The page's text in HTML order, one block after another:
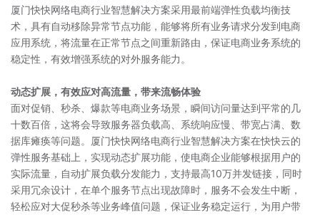
厦门快快网络电商行业智慧解决方案采用最前端弹性负载均衡技
术，具有自动移除异常节点功能，能够将所有业务请求分发到电商
应用系统，将流量在正常节点之间重新路由，保证电商业务系统的
稳定性，有效增强系统的对外服务能力。
动态扩展，有效应对高流量，带来流畅体验
面对促销、秒杀、爆款等电商业务场景，瞬间访问量达到平常的几
十数百倍，这将会导致服务器负载高、系统响应慢、带宽占满、数
据库瘫痪等问题。厦门快快网络电商行业智慧解决方案在快快云的
弹性服务基础上，实现动态扩展功能，使电商企业能够根据用户的
实际流量，自动扩展负载分发能力，支持最高10万并发链接，同时
采用冗余设计，在单个服务节点出现故障时，服务不会发生中断，
轻松应对大促秒杀等业务峰值问题，保证业务稳定运行，为用户带